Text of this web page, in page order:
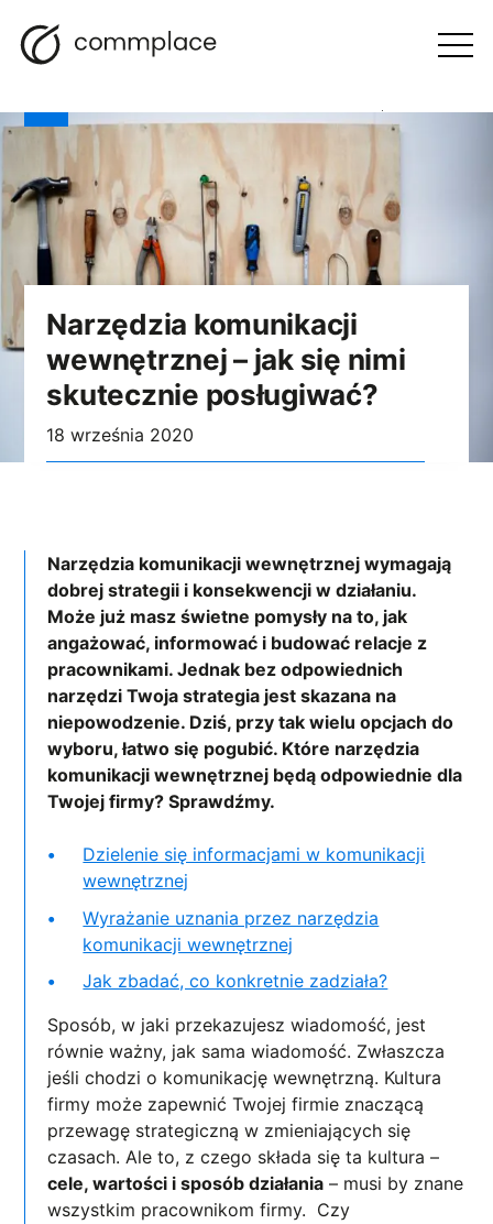
Przejdź
do
Nawigacja
BLOG
Narzędzia komunikacji
wewnętrznej – jak się nimi
skutecznie posługiwać?
18 września 2020
Narzędzia komunikacji wewnętrznej wymagają
dobrej strategii i konsekwencji w działaniu.
Może już masz świetne pomysły na to, jak
angażować, informować i budować relacje z
pracownikami. Jednak bez odpowiednich
narzędzi Twoja strategia jest skazana na
niepowodzenie. Dziś, przy tak wielu opcjach do
wyboru, łatwo się pogubić. Które narzędzia
komunikacji wewnętrznej będą odpowiednie dla
Twojej firmy? Sprawdźmy.
Dzielenie się informacjami w komunikacji
wewnętrznej
Wyrażanie uznania przez narzędzia
komunikacji wewnętrznej
Jak zbadać, co konkretnie zadziała?
Sposób, w jaki przekazujesz wiadomość, jest
równie ważny, jak sama wiadomość. Zwłaszcza
jeśli chodzi o komunikację wewnętrzną. Kultura
firmy może zapewnić Twojej firmie znaczącą
przewagę strategiczną w zmieniających się
czasach. Ale to, z czego składa się ta kultura –
cele, wartości i sposób działania – musi by znane
wszystkim pracownikom firmy. Czy